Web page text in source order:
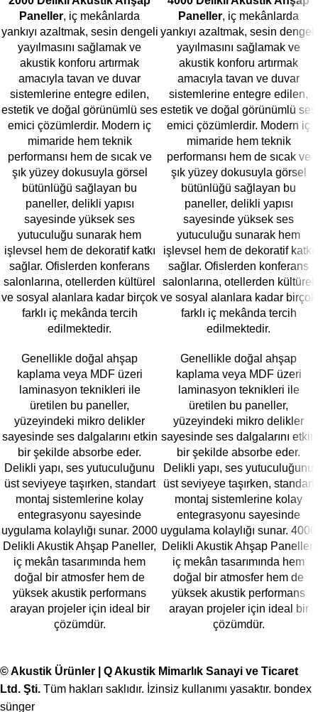
Paneller, iç mekânlarda
yankıyı azaltmak, sesin dengeli
yayılmasını sağlamak ve
akustik konforu artırmak
amacıyla tavan ve duvar
sistemlerine entegre edilen,
estetik ve doğal görünümlü ses
emici çözümlerdir. Modern iç
mimaride hem teknik
performansı hem de sıcak ve
şık yüzey dokusuyla görsel
bütünlüğü sağlayan bu
paneller, delikli yapısı
sayesinde yüksek ses
yutuculuğu sunarak hem
işlevsel hem de dekoratif katkı
sağlar. Ofislerden konferans
salonlarına, otellerden kültürel
ve sosyal alanlara kadar birçok
farklı iç mekânda tercih
edilmektedir.
Genellikle doğal ahşap
kaplama veya MDF üzeri
laminasyon teknikleri ile
üretilen bu paneller,
yüzeyindeki mikro delikler
sayesinde ses dalgalarını etkin
bir şekilde absorbe eder.
Delikli yapı, ses yutuculuğunu
üst seviyeye taşırken, standart
montaj sistemlerine kolay
entegrasyonu sayesinde
uygulama kolaylığı sunar. 2000
Delikli Akustik Ahşap Paneller,
iç mekân tasarımında hem
doğal bir atmosfer hem de
yüksek akustik performans
arayan projeler için ideal bir
çözümdür.
Paneller, iç mekânlarda
yankıyı azaltmak, sesin dengeli
yayılmasını sağlamak ve
akustik konforu artırmak
amacıyla tavan ve duvar
sistemlerine entegre edilen,
estetik ve doğal görünümlü ses
emici çözümlerdir. Modern iç
mimaride hem teknik
performansı hem de sıcak ve
şık yüzey dokusuyla görsel
bütünlüğü sağlayan bu
paneller, delikli yapısı
sayesinde yüksek ses
yutuculuğu sunarak hem
işlevsel hem de dekoratif katkı
sağlar. Ofislerden konferans
salonlarına, otellerden kültürel
ve sosyal alanlara kadar birçok
farklı iç mekânda tercih
edilmektedir.
Genellikle doğal ahşap
kaplama veya MDF üzeri
laminasyon teknikleri ile
üretilen bu paneller,
yüzeyindeki mikro delikler
sayesinde ses dalgalarını etkin
bir şekilde absorbe eder.
Delikli yapı, ses yutuculuğunu
üst seviyeye taşırken, standart
montaj sistemlerine kolay
entegrasyonu sayesinde
uygulama kolaylığı sunar. 4000
Delikli Akustik Ahşap Paneller,
iç mekân tasarımında hem
doğal bir atmosfer hem de
yüksek akustik performans
arayan projeler için ideal bir
çözümdür.
© Akustik Ürünler | Q Akustik Mimarlık Sanayi ve Ticaret
Ltd. Şti. Tüm hakları saklıdır. İzinsiz kullanımı yasaktır. bondex
sünger